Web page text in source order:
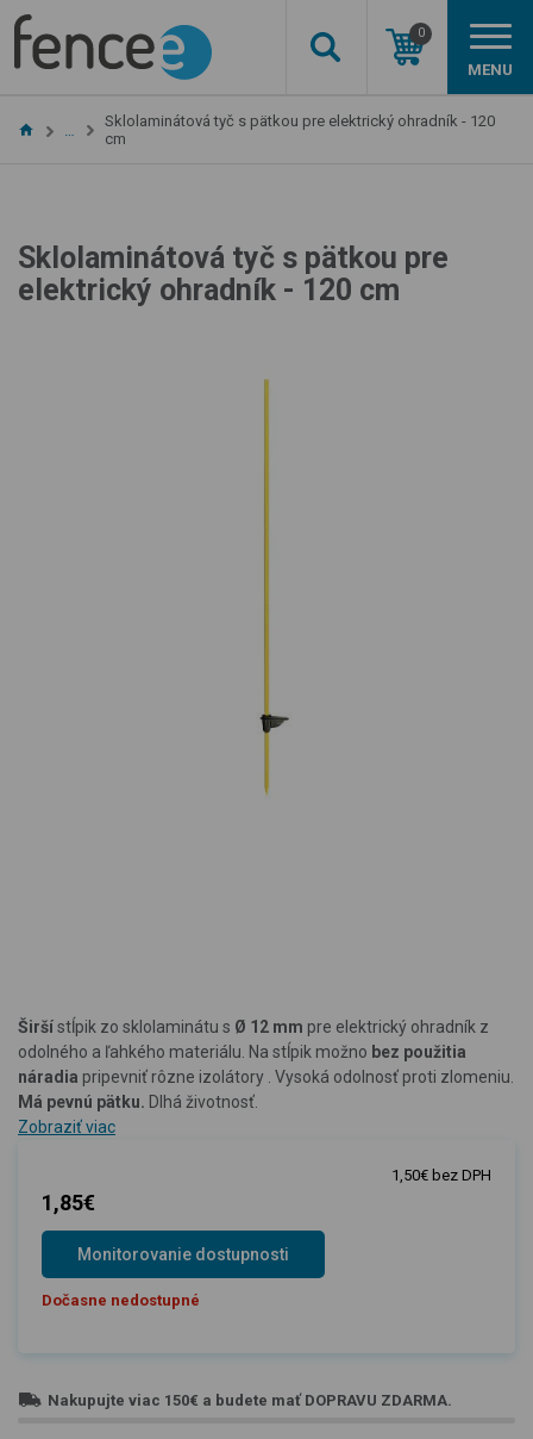
0
MENU
…
Sklolaminátová tyč s pätkou pre elektrický ohradník - 120
cm
Sklolaminátová tyč s pätkou pre
elektrický ohradník - 120 cm
Širšístĺpik zo sklolaminátu s Ø 12 mm pre elektrický ohradník z
odolného a ľahkého materiálu. Na stĺpik možno bez použitia
náradia pripevniť rôzne izolátory . Vysoká odolnosť proti zlomeniu.
Má pevnú pätku. Dlhá životnosť.
Zobraziť viac
1,85€
1,50€ bez DPH
Monitorovanie dostupnosti
Dočasne nedostupné
Nakupujte viac 150€ a budete mať DOPRAVU ZDARMA.